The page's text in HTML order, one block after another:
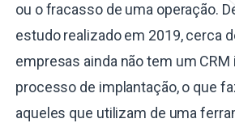
ou o fracasso de uma operação.
estudo realizado em 2019, cerca
empresas ainda não tem um
processo de implantação, o que
aqueles que utilizam de uma